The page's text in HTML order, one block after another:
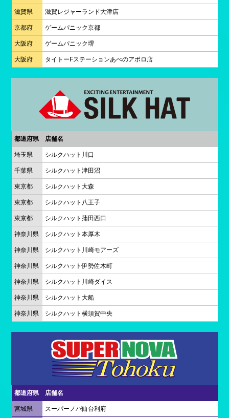
滋賀県 滋賀レジャーランド大津店
京都府 ゲームパニック京都
大阪府 ゲームパニック堺
大阪府 タイトーFステーションあべのアポロ店
都道府県 店舗名
埼玉県 シルクハット川口
千葉県 シルクハット津田沼
東京都 シルクハット大森
東京都 シルクハット八王子
東京都 シルクハット蒲田西口
神奈川県 シルクハット本厚木
神奈川県 シルクハット川崎モアーズ
神奈川県 シルクハット伊勢佐木町
神奈川県 シルクハット川崎ダイス
神奈川県 シルクハット大船
神奈川県 シルクハット横須賀中央
都道府県 店舗名
宮城県 スーパーノバ仙台利府